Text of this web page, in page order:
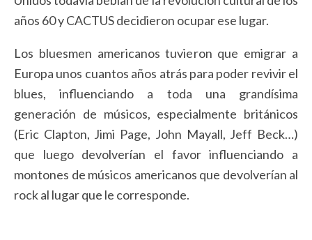
años 60 y CACTUS decidieron ocupar ese lugar.
Los bluesmen americanos tuvieron que emigrar a
Europa unos cuantos años atrás para poder revivir el
blues, influenciando a toda una grandísima
generación de músicos, especialmente británicos
(Eric Clapton, Jimi Page, John Mayall, Jeff Beck…)
que luego devolverían el favor influenciando a
montones de músicos americanos que devolverían al
rock al lugar que le corresponde.